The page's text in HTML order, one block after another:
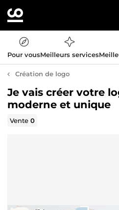
Pour vousMeilleurs services
Création de logo
Je vais créer votre
moderne et unique
Vente0